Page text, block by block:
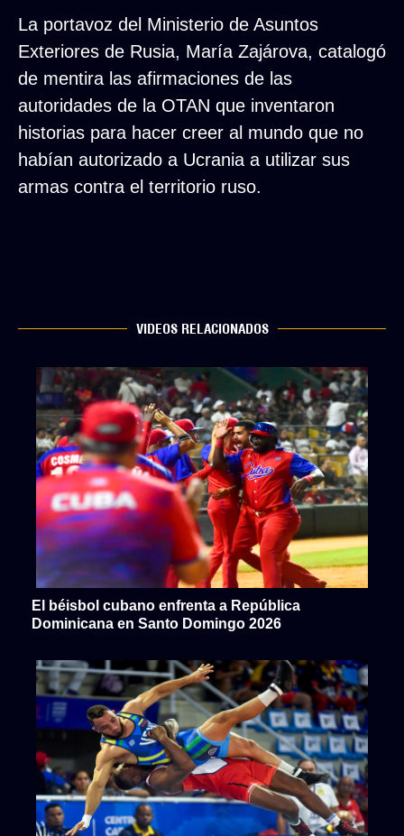
La portavoz del Ministerio de Asuntos
Exteriores de Rusia, María Zajárova, catalogó
de mentira las afirmaciones de las
autoridades de la OTAN que inventaron
historias para hacer creer al mundo que no
habían autorizado a Ucrania a utilizar sus
armas contra el territorio ruso.
VIDEOS RELACIONADOS
El béisbol cubano enfrenta a República
Dominicana en Santo Domingo 2026